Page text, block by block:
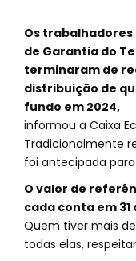
Os trabalhadores
de Garantia do
terminaram de
distribuição de
fundo em 2024,
informou a Caixa
Tradicionalmente
foi antecipada
O valor de
cada conta em
Quem tiver mais
todas elas,